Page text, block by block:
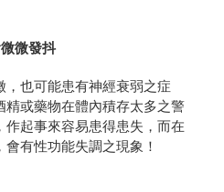
微發抖
也可能患有神經衰弱之症
或藥物在體內積存太多之警
起事來容易患得患失，而在
有性功能失調之現象！